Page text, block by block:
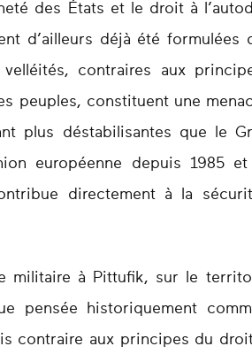
des États et le droit à
d’ailleurs déjà été formulées
contraires aux
peuples, constituent une
plus déstabilisantes que le
européenne depuis 1985
directement à la
militaire à Pittufik, sur le
pensée historiquement
contraire aux principes du